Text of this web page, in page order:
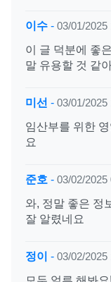
이수 - 03/01/2025
이 글 덕분에 좋
말 유용할 것 같
미선 - 03/01/2025
임산부를 위한
요
준호 - 03/02/2025
와, 정말 좋은 정
잘 알렸네요
정이 - 03/02/2025